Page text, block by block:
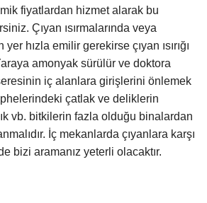
fiyatlardan hizmet alarak bu
Çıyan ısırmalarında veya
yer hızla emilir gerekirse çıyan ısırığı
amonyak sürülür ve doktora
iç alanlara girişlerini önlemek
çatlak ve deliklerin
vb. bitkilerin fazla olduğu binalardan
İç mekanlarda çıyanlara karşı
bizi aramanız yeterli olacaktır.